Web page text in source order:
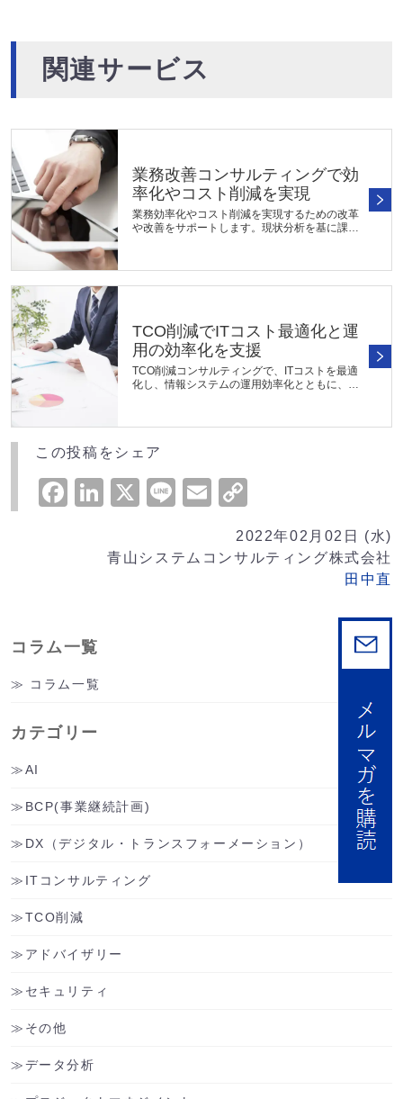
関連サービス
業務改善コンサルティングで効
率化やコスト削減を実現
業務効率化やコスト削減を実現するための改革
や改善をサポートします。現状分析を基に課題
しや最適化により、生産性向上...
TCO削減でITコスト最適化と運
用の効率化を支援
TCO削減コンサルティングで、ITコストを最適
化し、情報システムの運用効率化とともに、投
案。業務効率化や収益性向上に繋...
この投稿をシェア
Facebook
LinkedIn
X LineEmail
Link
2022年02月02日 (水)
青山システムコンサルティング株式会社
田中直
コラム一覧
コラム一覧
カテゴリー
AI
BCP(事業継続計画)
DX（デジタル・トランスフォーメーション）
ITコンサルティング
TCO削減
アドバイザリー
セキュリティ
その他
データ分析